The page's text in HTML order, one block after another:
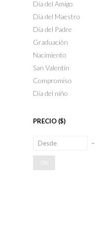
Día del Amigo
Día del Maestro
Día del Padre
Graduación
Nacimiento
San Valentín
Compromiso
Día del niño
PRECIO ($)
OK